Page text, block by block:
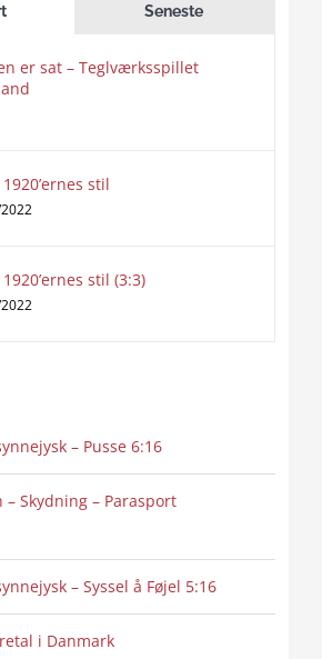
Seneste
er sat – Teglværksspillet
1920’ernes stil
1920’ernes stil (3:3)
– Pusse 6:16
– Skydning – Parasport
– Syssel å Føjel 5:16
i Danmark